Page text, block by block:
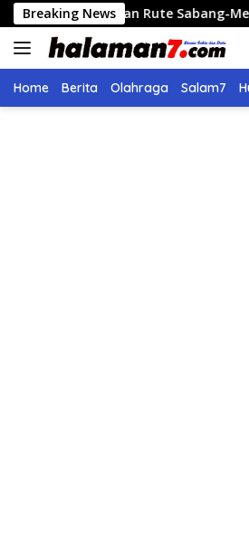
Langsung
ke
konten
Breaking News
Rute Sabang-Medan Polri
Home Berita Olahraga Salam7